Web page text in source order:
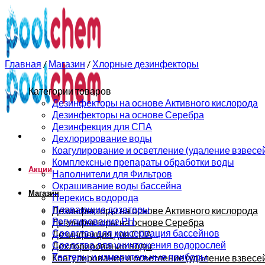
Акции
Магазин
Дезинфекторы на основе Активного кислорода
Дезинфекторы на основе Серебра
Дезинфекция для СПА
Дехлорирование воды
Коагулирование и осветление (удаление
Главная / Магазин / Хлорные дезинфекторы
Категории товаров
Дезинфекторы на основе Активного кислорода
Дезинфекторы на основе Серебра
Дезинфекция для СПА
Дехлорирование воды
Коагулирование и осветление (удаление
Комплексные препараты обработки воды
Наполнители для Фильтров
Окрашивание воды бассейна
Перекись водорода
Плавающие дозаторы
Регулирование РН
Средства для консервация бассейнов
Средства для уничтожения водорослей
Тестеры и измерительные приборы